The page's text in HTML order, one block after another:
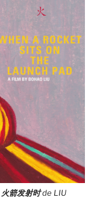
火箭发射时de LIU